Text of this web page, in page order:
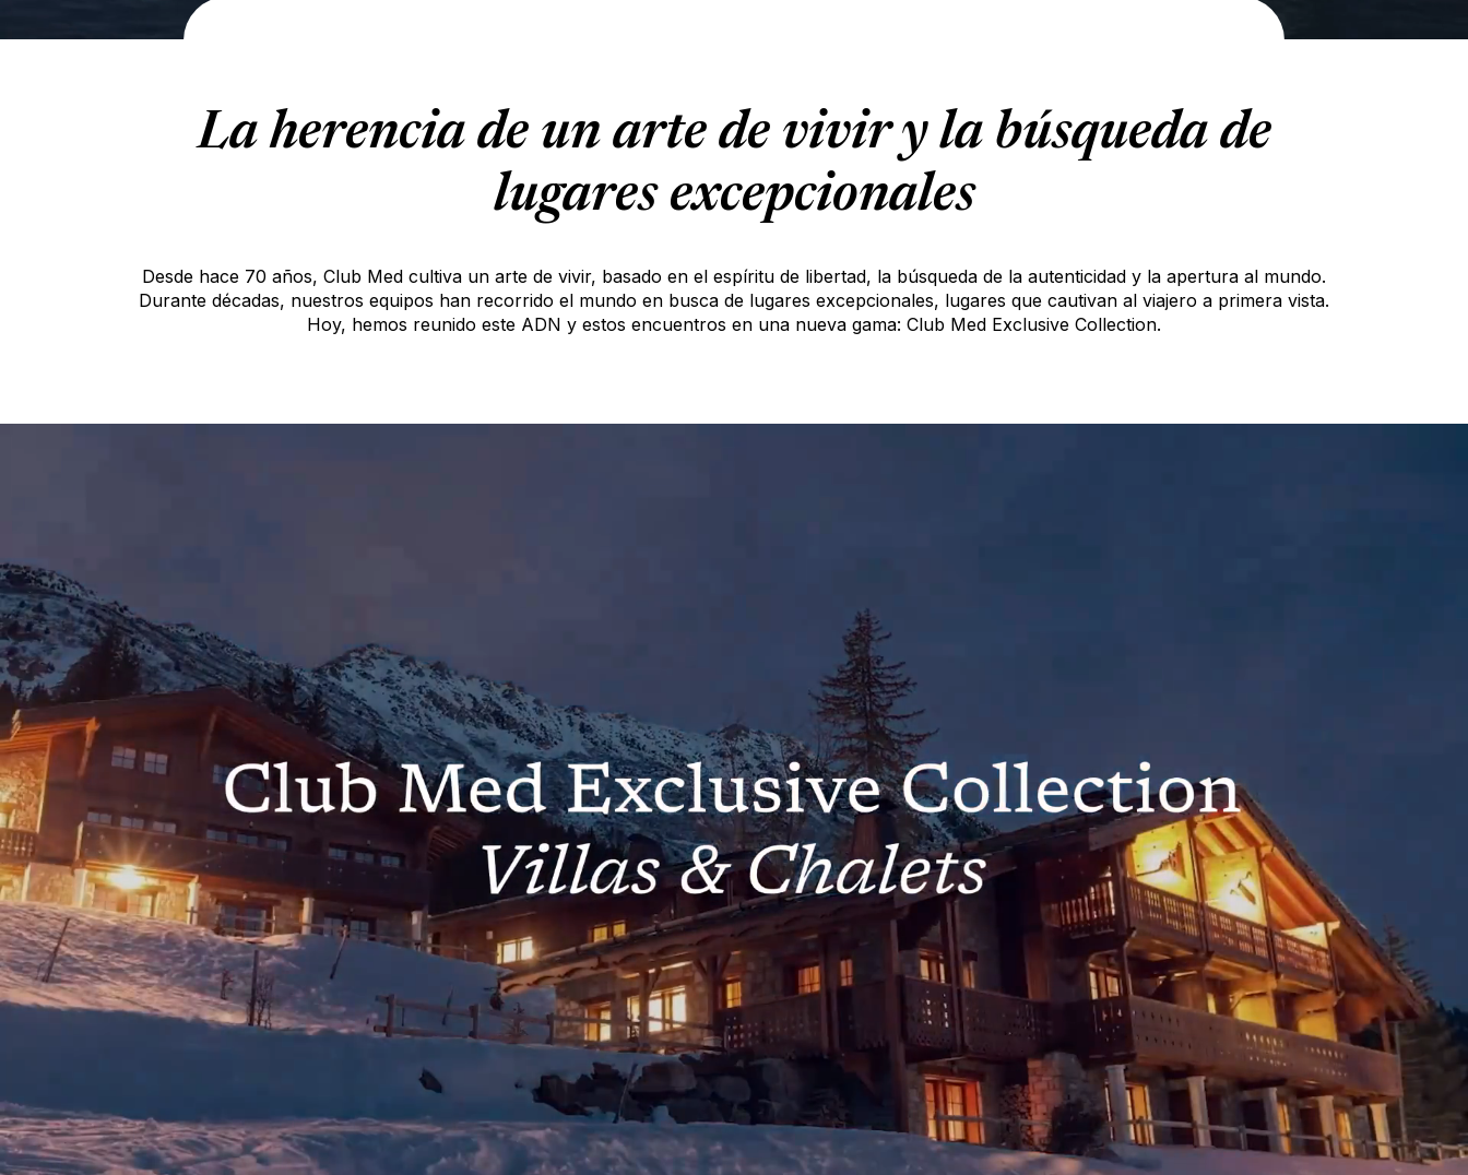
La herencia de un arte de vivir y la búsqueda de
lugares excepcionales
Desde hace 70 años, Club Med cultiva un arte de vivir, basado en el espíritu de libertad, la búsqueda de la autenticidad y la apertura al mundo.
Durante décadas, nuestros equipos han recorrido el mundo en busca de lugares excepcionales, lugares que cautivan al viajero a primera vista.
Hoy, hemos reunido este ADN y estos encuentros en una nueva gama: Club Med Exclusive Collection.